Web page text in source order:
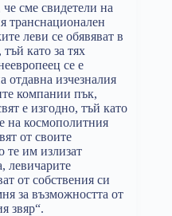
сме свидетели на
транснационален
леви се обявяват в
като за тях
се е
отдавна изчезналия
компании пък,
е изгодно, тъй като
на космополитния
от своите
те им излизат
левичарите
от собствения си
за възможността от
звяр“.